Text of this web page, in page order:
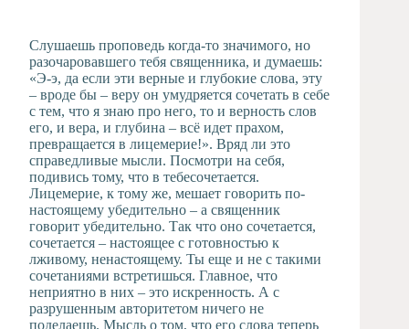
Слушаешь проповедь когда-то значимого, но
разочаровавшего тебя священника, и думаешь:
«Э-э, да если эти верные и глубокие слова, эту
– вроде бы – веру он умудряется сочетать в себе
с тем, что я знаю про него, то и верность слов
его, и вера, и глубина – всё идет прахом,
превращается в лицемерие!». Вряд ли это
справедливые мысли. Посмотри на себя,
подивись тому, что в тебесочетается.
Лицемерие, к тому же, мешает говорить по-
настоящему убедительно – а священник
говорит убедительно. Так что оно сочетается,
сочетается – настоящее с готовностью к
лживому, ненастоящему. Ты еще и не с такими
сочетаниями встретишься. Главное, что
неприятно в них – это искренность. А с
разрушенным авторитетом ничего не
поделаешь. Мысль о том, что его слова теперь